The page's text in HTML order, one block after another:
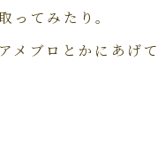
ってみたり。
メブロとかにあ